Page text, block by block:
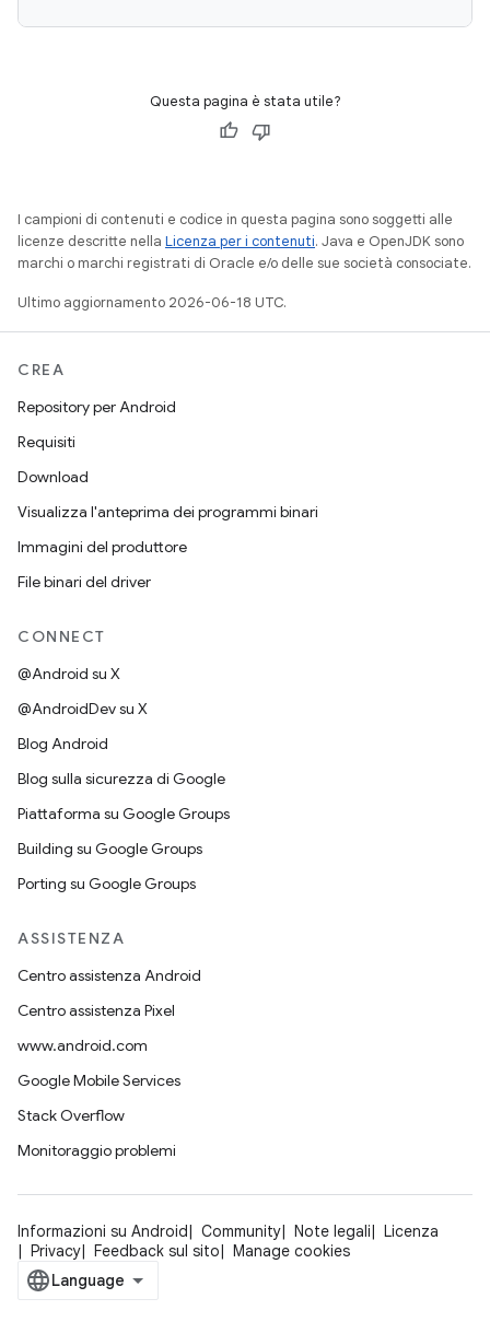
Questa pagina è stata utile?
I campioni di contenuti e codice in questa pagina sono soggetti alle
licenze descritte nella Licenza per i contenuti. Java e OpenJDK sono
marchi o marchi registrati di Oracle e/o delle sue società consociate.
Ultimo aggiornamento 2026-06-18 UTC.
CREA
Repository per Android
Requisiti
Download
Visualizza l'anteprima dei programmi binari
Immagini del produttore
File binari del driver
CONNECT
@Android su X
@AndroidDev su X
Blog Android
Blog sulla sicurezza di Google
Piattaforma su Google Groups
Building su Google Groups
Porting su Google Groups
ASSISTENZA
Centro assistenza Android
Centro assistenza Pixel
www.android.com
Google Mobile Services
Stack Overflow
Monitoraggio problemi
Informazioni su Android Community Note legali
Licenza
Privacy
Feedback sul sito Manage cookies